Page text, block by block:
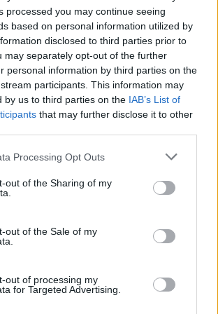
processed you may continue seeing
based on personal information utilized by
disclosed to third parties prior to
may separately opt-out of the further
personal information by third parties on the
participants. This information may
by us to third parties on the IAB’s List of
that may further disclose it to other
website/app uses one or more Google
visit or usage behaviour. You may click to
to Google and its third-party tags to
below specified purposes in below Google
Processing Opt Outs
out of the Sharing of my
out of the Sale of my
out of processing my
for Targeted Advertising.
μεταφορών θα συμπεριληφθεί στο
τις πωλήσεις καυσίμων και
προμηθευτές καυσίμων (εταιρείες
για την αγορά αντίστοιχων αδειών
ότι ένα λίτρο καυσίμου
περίπου 2,5 κιλά CO2 όταν καίγεται,
των 25 ευρώ / tCO2, οι τιμές των
CO2 50 ευρώ / tCO2 θα οδηγούσε σε
/ λίτρο.